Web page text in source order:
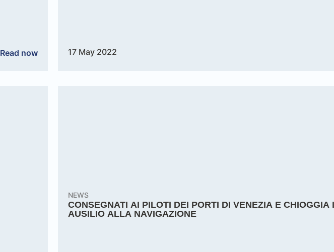
Read now 17 May 2022
NEWS
CONSEGNATI AI PILOTI DEI PORTI DI VENEZIA E CHIOGGIA
AUSILIO ALLA NAVIGAZIONE